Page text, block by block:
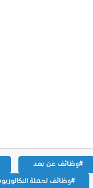
#وظائف عن بعد
#وظائف لحملة